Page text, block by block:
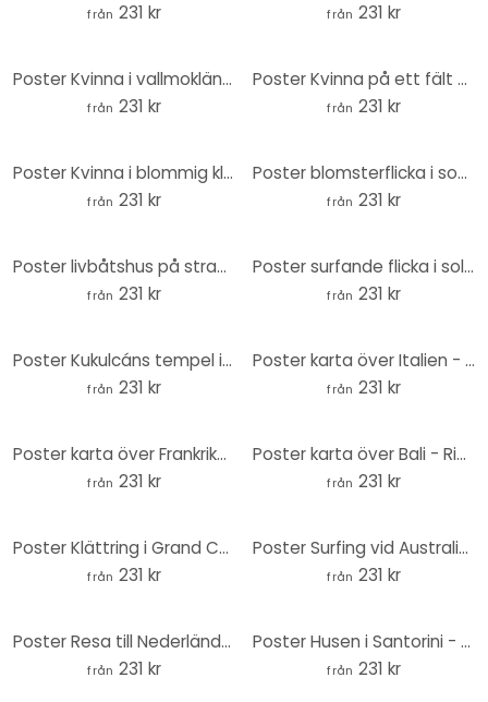
från 231 kr från 231 kr
Poster Kvinna i vallmoklänning - Hülya - Rund
från 231 kr
Poster Kvinna på ett fält med gyllene blad - Hülya - Rund
från 231 kr
Poster Kvinna i blommig klänning med fjäril - Hülya - Rund
från 231 kr
Poster blomsterflicka i sommarträdgård - Hülya - Rund
från 231 kr
Poster livbåtshus på stranden - Rivers - Rund
från 231 kr
Poster surfande flicka i solnedgång - Rivers - Round
från 231 kr
Poster Kukulcáns tempel i Chichén Itzá - Rivers - Runda
från 231 kr
Poster karta över Italien - Rivers - Rund
från 231 kr
Poster karta över Frankrike - Rivers - Rund
från 231 kr
Poster karta över Bali - Rivers - Rund
från 231 kr
Poster Klättring i Grand Canyon - Floder - Runt
från 231 kr
Poster Surfing vid Australiens kust - Floder - Rund
från 231 kr
Poster Resa till Nederländerna - Floder - Runda
från 231 kr
Poster Husen i Santorini - Floder - Rivers
från 231 kr